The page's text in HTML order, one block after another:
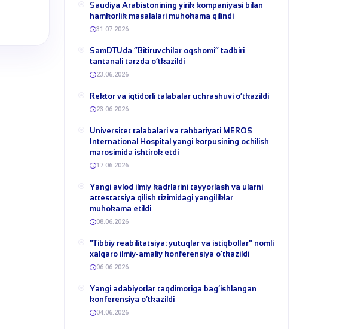
​Saudiya Arabistonining yirik kompaniyasi bilan
hamkorlik masalalari muhokama qilindi
31.07.2026
​SamDTUda “Bitiruvchilar oqshomi” tadbiri
tantanali tarzda o‘tkazildi
23.06.2026
​Rektor va iqtidorli talabalar uchrashuvi o‘tkazildi
23.06.2026
Universitet talabalari va rahbariyati MEROS
International Hospital yangi korpusining ochilish
marosimida ishtirok etdi
17.06.2026
Yangi avlod ilmiy kadrlarini tayyorlash va ularni
attestatsiya qilish tizimidagi yangiliklar
muhokama etildi
08.06.2026
​"Tibbiy reabilitatsiya: yutuqlar va istiqbollar" nomli
xalqaro ilmiy-amaliy konferensiya o‘tkazildi
06.06.2026
​Yangi adabiyotlar taqdimotiga bag‘ishlangan
konferensiya o‘tkazildi
04.06.2026